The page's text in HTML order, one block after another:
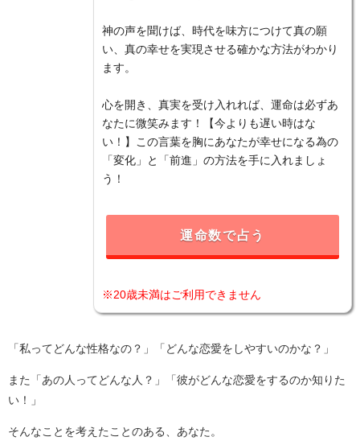
神の声を聞けば、時代を味方につけて真の願
い、真の幸せを実現させる確かな方法がわかり
ます。
心を開き、真実を受け入れれば、運命は必ずあ
なたに微笑みます！【今よりも遅い時はな
い！】この言葉を胸にあなたが幸せになる為の
「変化」と「前進」の方法を手に入れましょ
う！
運命数で占う
※20歳未満はご利用できません
「私ってどんな性格なの？」「どんな恋愛をしやすいのかな？」
また「あの人ってどんな人？」「彼がどんな恋愛をするのか知りた
い！」
そんなことを考えたことのある、あなた。